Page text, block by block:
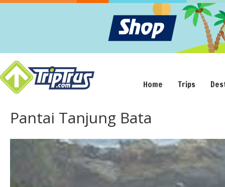
Home Trips
Pantai Tanjung Bata